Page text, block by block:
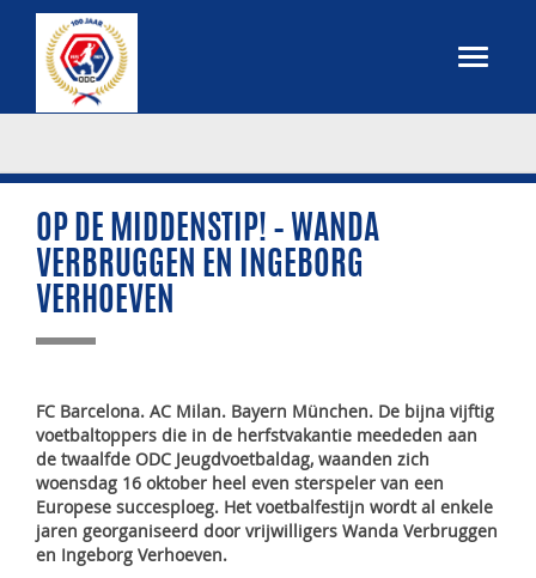
OP DE MIDDENSTIP! – WANDA
VERBRUGGEN EN INGEBORG
VERHOEVEN
FC Barcelona. AC Milan. Bayern München. De bijna vijftig
voetbaltoppers die in de herfstvakantie meededen aan
de twaalfde ODC Jeugdvoetbaldag, waanden zich
woensdag 16 oktober heel even sterspeler van een
Europese succesploeg. Het voetbalfestijn wordt al enkele
jaren georganiseerd door vrijwilligers Wanda Verbruggen
en Ingeborg Verhoeven.